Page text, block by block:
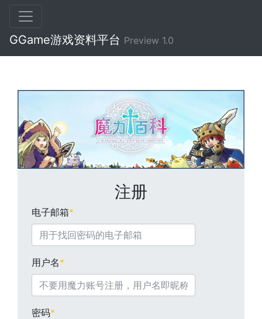
GGame游戏资料平台 Preview 1.0
注册
电子邮箱*
用户名*
密码*